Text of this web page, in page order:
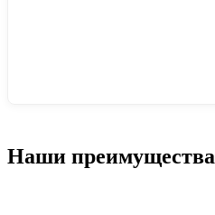
Наши преимущества